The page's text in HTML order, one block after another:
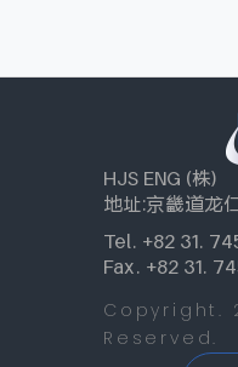
HJS ENG (株)
地址:京畿道龙
Tel. +82 31.
Fax. +82 31.
Copyright.
Reserved.